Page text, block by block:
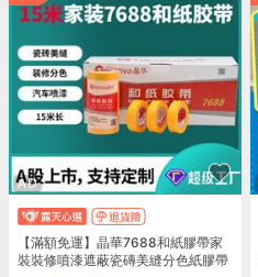
AD
【滿額免運】晶華7688和紙膠帶家
裝裝修噴漆遮蔽瓷磚美縫分色紙膠帶